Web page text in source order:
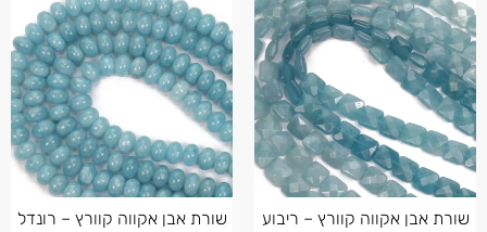
שורת אבן אקווה קוורץ – ריבוע
שורת אבן אקווה קוורץ – רונדל